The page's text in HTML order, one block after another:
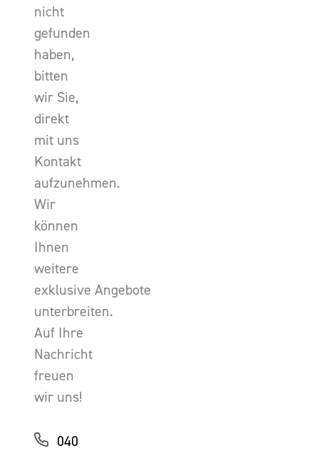
nicht
gefunden
haben,
bitten
wir Sie,
direkt
mit uns
Kontakt
aufzunehmen.
Wir
können
Ihnen
weitere
exklusive Angebote
unterbreiten.
Auf Ihre
Nachricht
freuen
wir uns!
040